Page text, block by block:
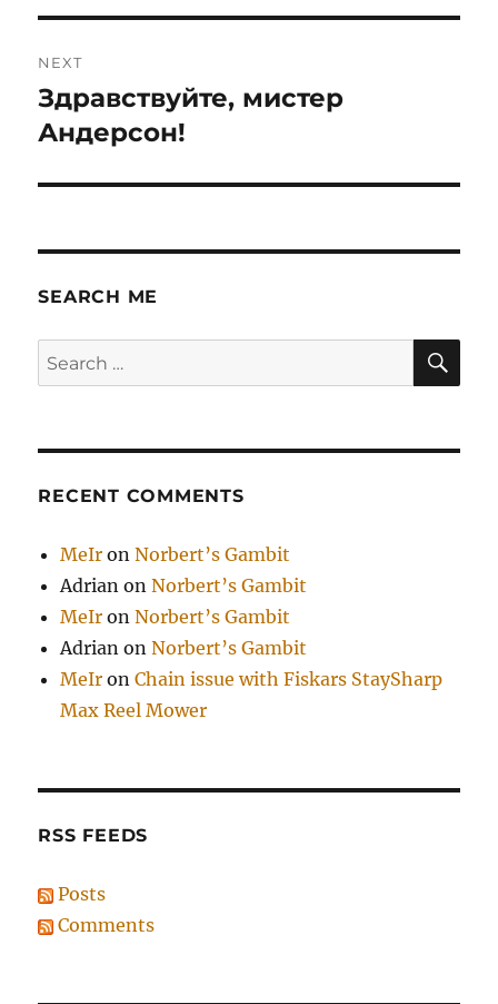
NEXT
Next
post:
Здравствуйте, мистер
Андерсон!
SEARCH ME
Search
for:
RECENT COMMENTS
MeIr onNorbert’s Gambit
Adrian onNorbert’s Gambit
MeIr onNorbert’s Gambit
Adrian onNorbert’s Gambit
MeIr onChain issue with Fiskars StaySharp
Max Reel Mower
RSS FEEDS
Posts
Comments